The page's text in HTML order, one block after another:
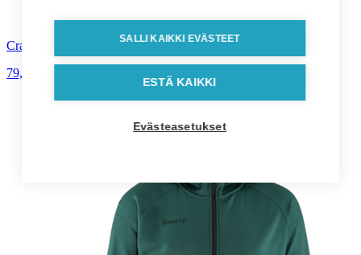
Craft ADV Unify FZ naisten takki
79,00
SALLI KAIKKI EVÄSTEET
ESTÄ KAIKKI
Evästeasetukset